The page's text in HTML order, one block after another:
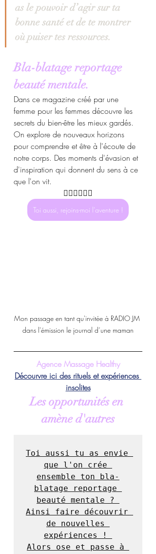
as le pouvoir d’agir sur ta
bonne santé et de te montrer
où puiser tes ressources.
Bla-blatage reportage
beauté mentale.
Dans ce magazine créé par une
femme pour les femmes découvre les
secrets du bien-être les mieux gardés.
On explore de nouveaux horizons
pour comprendre et être à l'écoute de
notre corps. Des moments d'évasion et
d'inspiration qui donnent du sens à ce
que l'on vit.
👇🏽👇🏽👇🏽
Toi aussi, rejoins-moi l'aventure !
Mon passage en tant qu'invitée à RADIO JM
dans l'émission le journal d’une maman
Agence Massage Healthy
Décourvre ici des rituels et expériences
insolites
Les opportunités en
amène d'autres
Toi aussi tu as envie
que l'on crée
ensemble ton bla-
blatage reportage
beauté mentale ?
Ainsi faire découvrir
de nouvelles
expériences !
Alors ose et passe à